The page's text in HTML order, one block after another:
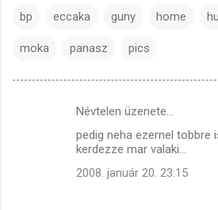
bp eccaka guny home
moka panasz pics
Névtelen üzenete…
pedig neha ezernel tobbre
kerdezze mar valaki...
2008. január 20. 23:15